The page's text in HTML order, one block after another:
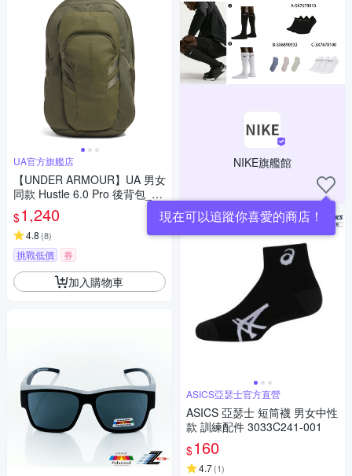
UA官方旗艦店
【UNDER ARMOUR】UA 男女
同款 Hustle 6.0 Pro 後背包_13
84671-390
$1,240
4.8 (8)
挑戰低價 券
加入購物車
NIKE旗艦館
現在可以追蹤你喜愛的商店！
ASICS亞瑟士官方直營
ASICS 亞瑟士 短筒襪 男女中性
款 訓練配件 3033C241-001
$160
4.7(1)